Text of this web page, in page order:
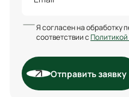
Я согласен на обработку
соответствии с
Отправить заявку